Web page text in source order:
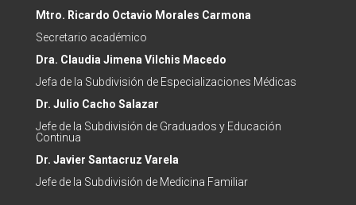
Mtro. Ricardo Octavio Morales Carmona
Secretario académico
Dra. Claudia Jimena Vilchis Macedo
Jefa de la Subdivisión de Especializaciones Médicas
Dr. Julio Cacho Salazar
Jefe de la Subdivisión de Graduados y Educación
Continua
Dr. Javier Santacruz Varela
Jefe de la Subdivisión de Medicina Familiar